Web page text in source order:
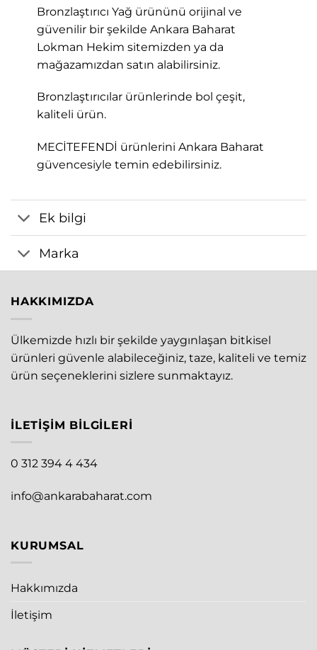
Bronzlaştırıcı Yağ ürününü orijinal ve
güvenilir bir şekilde Ankara Baharat
Lokman Hekim sitemizden ya da
mağazamızdan satın alabilirsiniz.
Bronzlaştırıcılar ürünlerinde bol çeşit,
kaliteli ürün.
MECİTEFENDİ ürünlerini Ankara Baharat
güvencesiyle temin edebilirsiniz.
Ek bilgi
Marka
HAKKIMIZDA
Ülkemizde hızlı bir şekilde yaygınlaşan bitkisel
ürünleri güvenle alabileceğiniz, taze, kaliteli ve temiz
ürün seçeneklerini sizlere sunmaktayız.
İLETIŞIM BILGILERI
0 312 394 4 434
info@ankarabaharat.com
KURUMSAL
Hakkımızda
İletişim